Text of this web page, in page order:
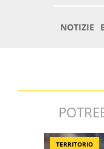
TERRITORIO